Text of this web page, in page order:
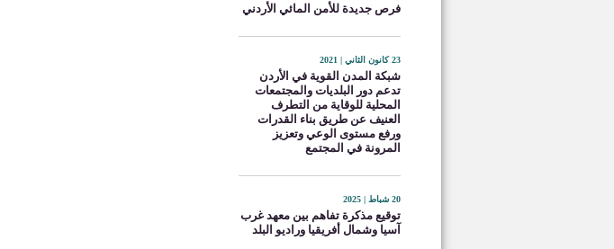
فرص جديدة للأمن المائي الأردني
23 كانون الثاني | 2021
شبكة المدن القوية في الأردن
تدعم دور البلديات والمجتمعات
المحلية للوقاية من التطرف
العنيف عن طريق بناء القدرات
ورفع مستوى الوعي وتعزيز
المرونة في المجتمع
20 شباط | 2025
توقيع مذكرة تفاهم بين معهد غرب
آسيا وشمال أفريقيا وراديو البلد